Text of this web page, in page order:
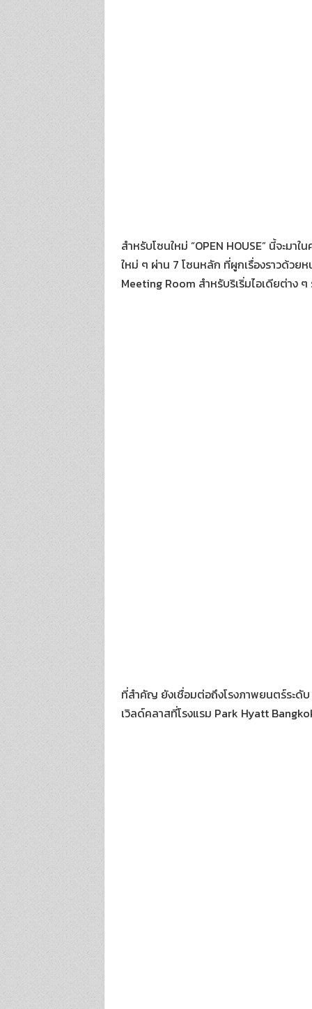
สำหรับโซนใหม่ “OPEN HOUSE” นี้จะม
ใหม่ ๆ ผ่าน 7 โซนหลัก ที่ผูกเรื่องราวด้วย
Meeting Room สำหรับริเริ่มไอเดียต่าง
ที่สำคัญ ยังเชื่อมต่อถึงโรงภาพยนตร์ระดับ
เวิลด์คลาสที่โรงแรม Park Hyatt